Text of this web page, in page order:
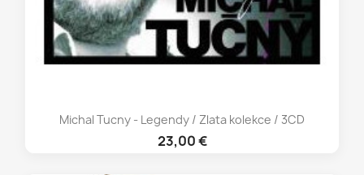
Michal Tucny - Legendy / Zlata kolekce / 3CD
23,00 €